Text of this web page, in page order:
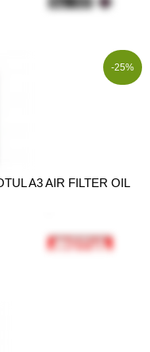
-25%
A3 AIR FILTER OIL